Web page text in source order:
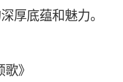
厚底蕴和魅力。
》